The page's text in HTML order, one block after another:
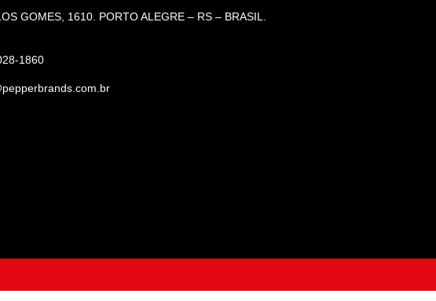
GOMES, 1610. PORTO ALEGRE – RS – BRASIL.
1860